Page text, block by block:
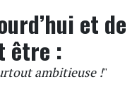
et de
être :
ambitieuse !"